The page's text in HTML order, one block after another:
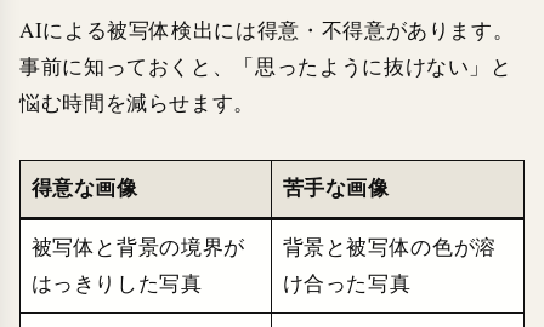
AIによる被写体検出には得意・不得意があります。
事前に知っておくと、「思ったように抜けない」と
悩む時間を減らせます。
得意な画像 苦手な画像
被写体と背景の境界が
はっきりした写真
背景と被写体の色が溶
け合った写真